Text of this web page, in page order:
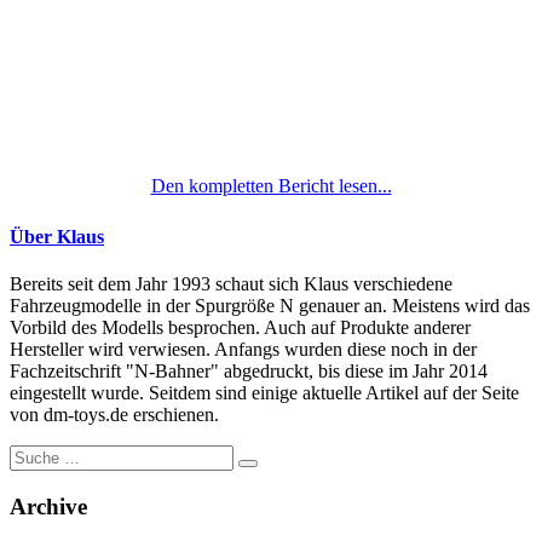
Den kompletten Bericht lesen...
Über Klaus
Bereits seit dem Jahr 1993 schaut sich Klaus verschiedene
Fahrzeugmodelle in der Spurgröße N genauer an. Meistens wird das
Vorbild des Modells besprochen. Auch auf Produkte anderer
Hersteller wird verwiesen. Anfangs wurden diese noch in der
Fachzeitschrift "N-Bahner" abgedruckt, bis diese im Jahr 2014
eingestellt wurde. Seitdem sind einige aktuelle Artikel auf der Seite
von dm-toys.de erschienen.
Suche
nach:
Archive